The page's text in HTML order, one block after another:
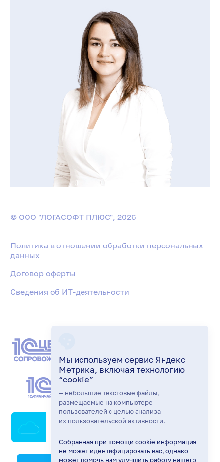
Мы используем сервис Яндекс
Метрика, включая технологию
“cookie”
— небольшие текстовые файлы,
размещаемые на компьютере
пользователей с целью анализа
их пользовательской активности.
Собранная при помощи cookie информация
не может идентифицировать вас, однако
может помочь нам улучшить работу нашего
© ООО "ЛОГАСОФТ ПЛЮС", 2026
Политика в отношении обработки персональных
данных
Договор оферты
Сведения об ИТ-деятельности